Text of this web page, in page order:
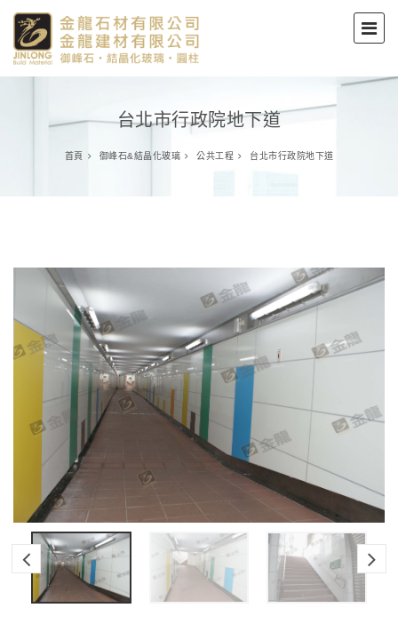
台北市行政院地下道
首頁 御峰石&結晶化玻璃 公共工程 台北市行政院地下道